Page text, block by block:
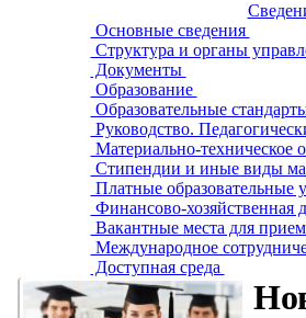
Основные сведения
Структура и органы
Документы
Образование
Образовательные
Руководство.
Материально-техническое
Стипендии и иные виды
Платные образовательные
Финансово-хозяйственная
Вакантные места для
Международное
Доступная среда